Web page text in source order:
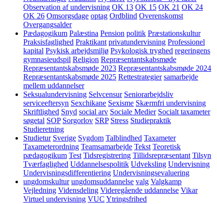
Observation af undervisning OK 13 OK 15 OK 21 OK 24
OK 26 Omsorgsdage optag Ordblind Overenskomst
Overgangsalder
Pædagogikum Palæstina Pension politik Præstationskultur
Praksisfaglighed Praktikant privatundervisning Professionel
kapital Psykisk arbejdsmiljø Psykologisk tryghed regeringens
gymnasieudspil Religion Repræsentantskabsmøde
Repræsentantskabsmøde 2023 Repræsentantskabsmøde 2024
Repræsentantskabsmøde 2025 Rettestrategier samarbejde
mellem uddannelser
Seksualundervisning Selvcensur Seniorarbejdsliv
serviceeftersyn Sexchikane Sexisme Skærmfri undervisning
Skriftlighed Snyd social arv Sociale Medier Socialt taxameter
søgetal SOP Sorgorlov SRP Stress Studiepraktik
Studieretning
Studietur Sverige Sygdom Talblindhed Taxameter
Taxameterordning Teamsamarbejde Tekst Teoretisk
pædagogikum Test Tidsregistrering Tillidsrepræsentant Tilsyn
Tværfaglighed Uddannelsespolitik Udveksling Undervisning
Undervisningsdifferentiering Undervisningsevaluering
ungdomskultur ungdomsuddannelse valg Valgkamp
Vejledning Vidensdeling Videregående uddannelse Vikar
Virtuel undervisning VUC Ytringsfrihed